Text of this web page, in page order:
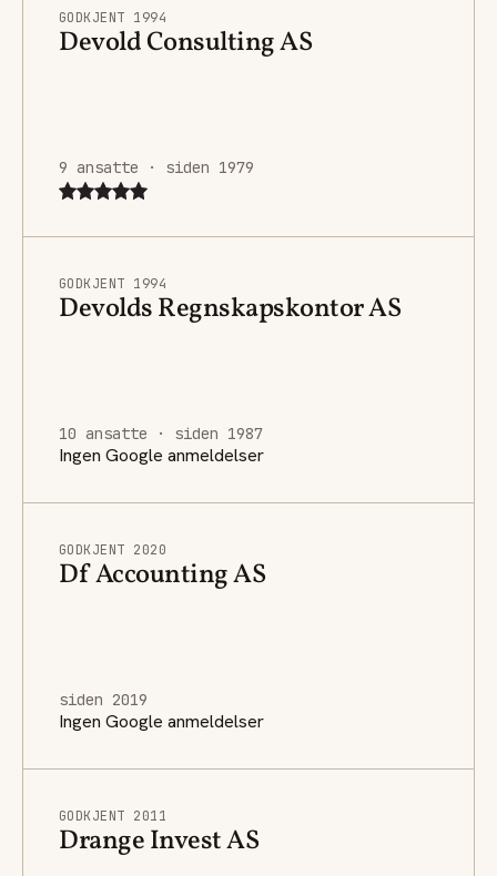
GODKJENT 1994
Devold Consulting AS
9 ansatte · siden 1979
GODKJENT 1994
Devolds Regnskapskontor AS
10 ansatte · siden 1987
Ingen Google anmeldelser
GODKJENT 2020
Df Accounting AS
siden 2019
Ingen Google anmeldelser
GODKJENT 2011
Drange Invest AS